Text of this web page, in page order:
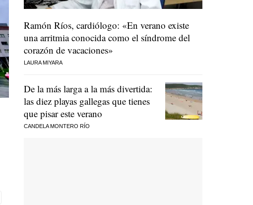
Ramón Ríos, cardiólogo: «En verano existe
una arritmia conocida como el síndrome del
corazón de vacaciones»
LAURA MIYARA
De la más larga a la más divertida:
las diez playas gallegas que tienes
que pisar este verano
CANDELA MONTERO RÍO